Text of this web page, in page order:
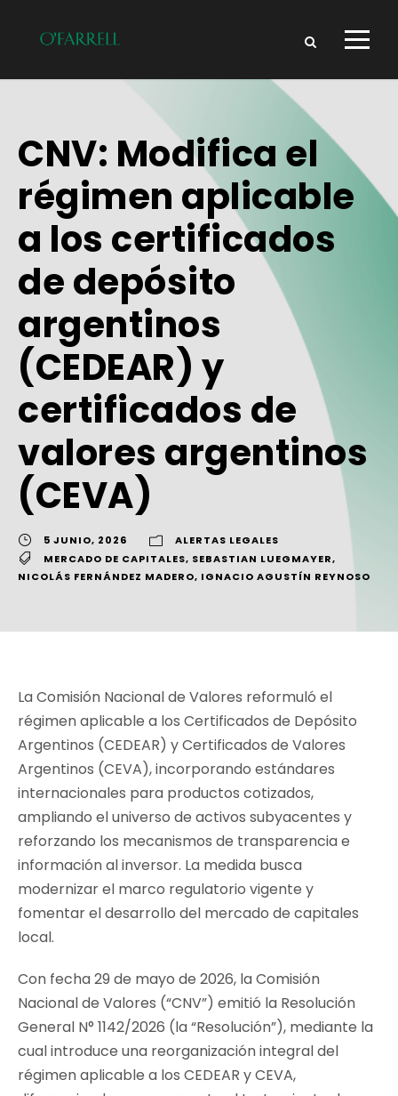
CNV: Modifica el
régimen aplicable
a los certificados
de depósito
argentinos
(CEDEAR) y
certificados de
valores argentinos
(CEVA)
5 JUNIO, 2026
ALERTAS LEGALES
MERCADO DE CAPITALES, SEBASTIAN LUEGMAYER,
NICOLÁS FERNÁNDEZ MADERO, IGNACIO AGUSTÍN REYNOSO
La Comisión Nacional de Valores reformuló el
régimen aplicable a los Certificados de Depósito
Argentinos (CEDEAR) y Certificados de Valores
Argentinos (CEVA), incorporando estándares
internacionales para productos cotizados,
ampliando el universo de activos subyacentes y
reforzando los mecanismos de transparencia e
información al inversor. La medida busca
modernizar el marco regulatorio vigente y
fomentar el desarrollo del mercado de capitales
local.
Con fecha 29 de mayo de 2026, la Comisión
Nacional de Valores (“CNV”) emitió la Resolución
General N° 1142/2026 (la “Resolución”), mediante la
cual introduce una reorganización integral del
régimen aplicable a los CEDEAR y CEVA,